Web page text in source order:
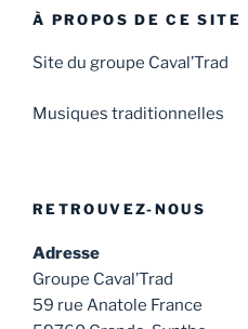
À PROPOS DE CE SITE
Site du groupe Caval’Trad
Musiques traditionnelles
RETROUVEZ-NOUS
Adresse
Groupe Caval’Trad
59 rue Anatole France